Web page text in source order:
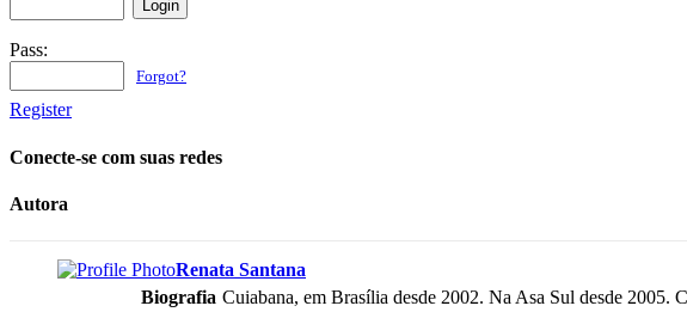
Pass:
Forgot?
Register
Conecte-se com suas redes
Autora
Renata Santana
Biografia Cuiabana, em Brasília desde 2002. Na Asa Sul desde 2005.